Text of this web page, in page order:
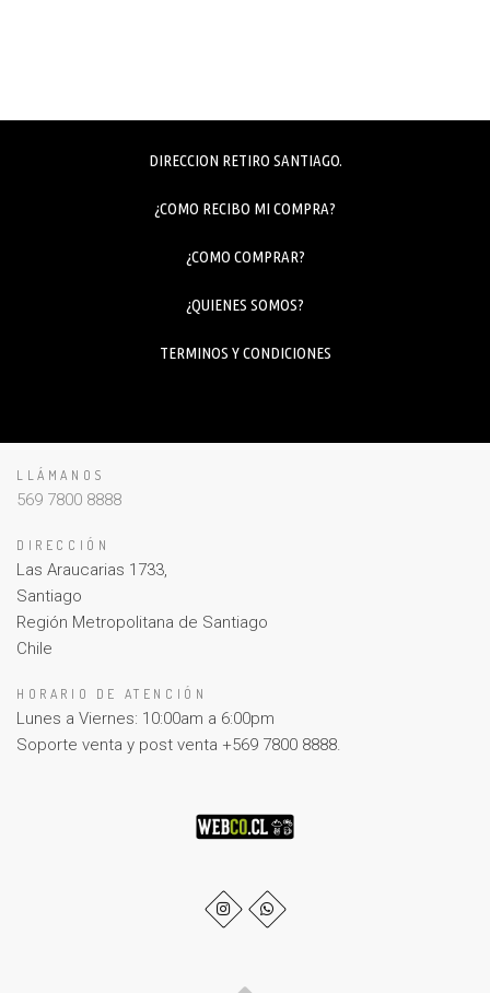
DIRECCION RETIRO SANTIAGO.
¿COMO RECIBO MI COMPRA?
¿COMO COMPRAR?
¿QUIENES SOMOS?
TERMINOS Y CONDICIONES
LLÁMANOS
569 7800 8888
DIRECCIÓN
Las Araucarias 1733,
Santiago
Región Metropolitana de Santiago
Chile
HORARIO DE ATENCIÓN
Lunes a Viernes: 10:00am a 6:00pm
Soporte venta y post venta +569 7800 8888.